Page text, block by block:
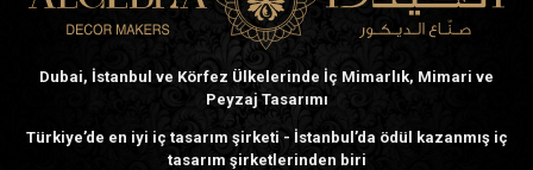
Dubai, İstanbul ve Körfez Ülkelerinde İç Mimarlık, Mimari ve
Peyzaj Tasarımı
Türkiye’de en iyi iç tasarım şirketi - İstanbul’da ödül kazanmış iç
tasarım şirketlerinden biri